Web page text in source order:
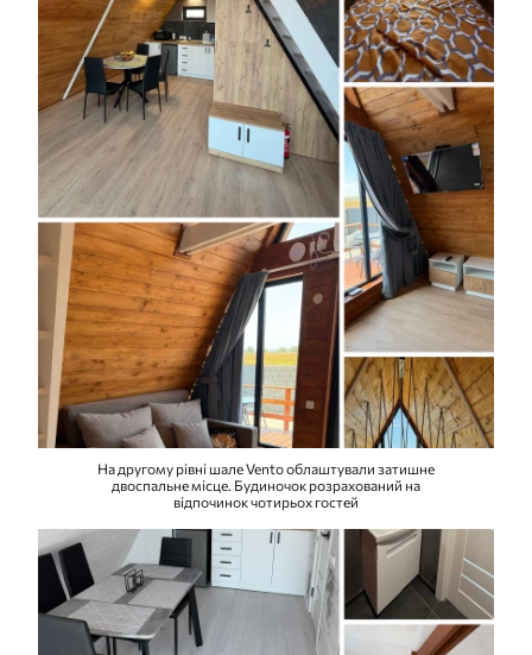
На другому рівні шале Vento облаштували затишне
двоспальне місце. Будиночок розрахований на
відпочинок чотирьох гостей